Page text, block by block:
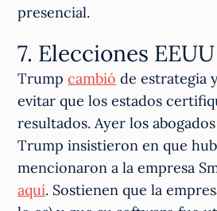
presencial.
7. Elecciones EEUU
Trumpcambió de estrategia
evitar que los estados
resultados. Ayer los
Trump insistieron en que
mencionaron a la empresa
aquí. Sostienen que la